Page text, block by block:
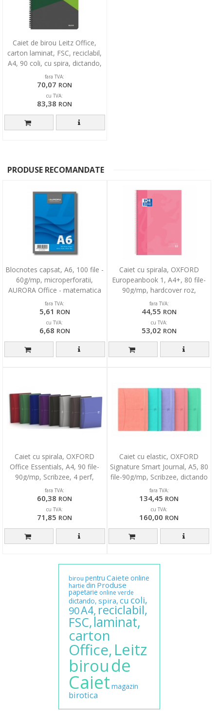
Caiet de birou Leitz Office,
carton laminat, FSC, reciclabil,
A4, 90 coli, cu spira, dictando,
verde
fara TVA:
70,07 RON
cu TVA:
83,38 RON
PRODUSE RECOMANDATE
Blocnotes capsat, A6, 100 file -
60g/mp, microperforatii,
AURORA Office - matematica
fara TVA:
5,61 RON
cu TVA:
6,68 RON
Caiet cu spirala, OXFORD
Europeanbook 1, A4+, 80 file-
90g/mp, hardcover roz,
Scribzee-mate
fara TVA:
44,55 RON
cu TVA:
53,02 RON
Caiet cu spirala, OXFORD
Office Essentials, A4, 90 file-
90g/mp, Scribzee, 4 perf,
coperta carton-mat
fara TVA:
60,38 RON
cu TVA:
71,85 RON
Caiet cu elastic, OXFORD
Signature Smart Journal, A5, 80
file-90g/mp, Scribzee, dictando
- pastel co
fara TVA:
134,45 RON
cu TVA:
160,00 RON
birou pentru Caiete online
hartie din Produse
papetarie online verde
dictando, spira, cu coli,
90A4, reciclabil,
FSC,laminat,
carton
Office,Leitz
biroude
Caiet magazin
birotica